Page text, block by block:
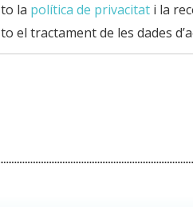
la política de privacitat i la
el tractament de les dades